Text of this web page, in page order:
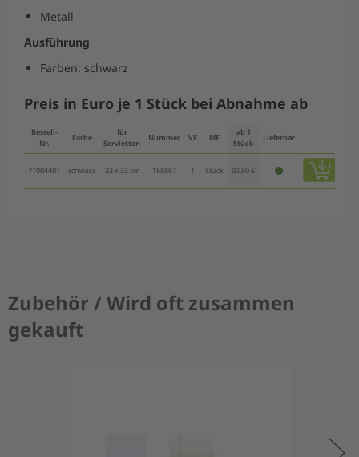
Metall
Ausführung
Farben: schwarz
Preis in Euro je 1 Stück bei Abnahme ab
Bestell-
Nr.
Farbe
für
Servietten
Nummer VE ME
ab 1
Stück
Lieferbar
71004401 schwarz 33 x 33 cm 168867 1 Stück 92,80 €
Zubehör / Wird oft zusammen
gekauft